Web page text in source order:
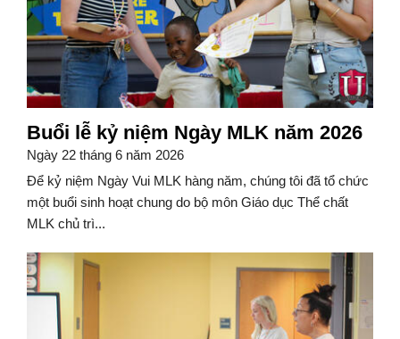
Buổi lễ kỷ niệm Ngày MLK năm 2026
Ngày 22 tháng 6 năm 2026
Để kỷ niệm Ngày Vui MLK hàng năm, chúng tôi đã tổ chức
một buổi sinh hoạt chung do bộ môn Giáo dục Thể chất
MLK chủ trì...